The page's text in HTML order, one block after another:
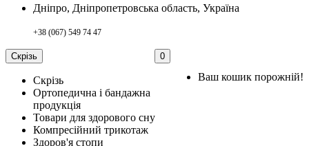
Дніпро, Дніпропетровська область, Україна
+38 (067) 549 74 47
0
Ваш кошик порожній!
Скрізь
Скрізь
Ортопедична і бандажна
продукція
Товари для здорового сну
Компресійний трикотаж
Здоров'я стопи